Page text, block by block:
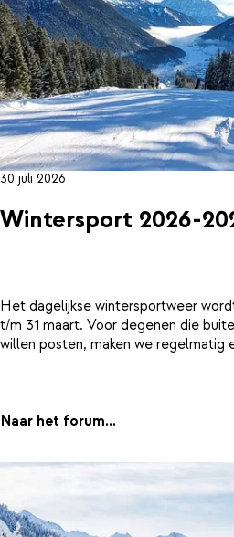
30 juli 2026
Wintersport 2026-
Het dagelijkse wintersportweer
t/m 31 maart. Voor degenen die
willen posten, maken we regelmatig
Naar het forum...